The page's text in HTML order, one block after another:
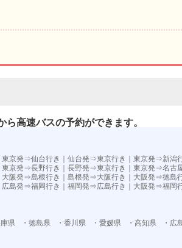
高速バスの予約ができます。
東京発⇒仙台行き 仙台発⇒東京行き 東京発⇒新潟
東京発⇒長野行き 長野発⇒東京行き 東京発⇒名古
大阪発⇒島根行き 島根発⇒大阪行き 大阪発⇒徳島
広島発⇒福岡行き 福岡発⇒広島行き 大阪発⇒福岡
庫県 ・徳島県 ・香川県 ・愛媛県 ・高知県 ・広